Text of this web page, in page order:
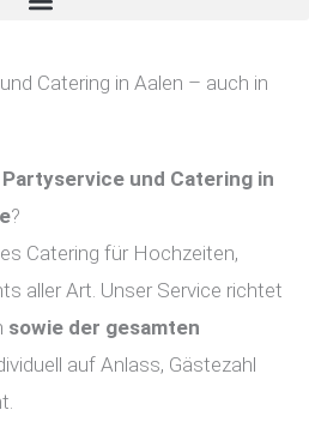
Catering in Aalen – auch in
und Catering in
?
Catering für Hochzeiten,
aller Art. Unser Service richtet
sowie der gesamten
auf Anlass, Gästezahl